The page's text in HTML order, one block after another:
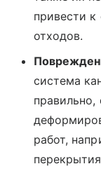
привести
отходов.
система
правильно,
работ,